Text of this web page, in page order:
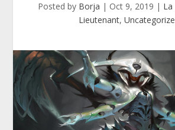
Posted by Borja | Oct 9, 2019 |
Lieutenant,